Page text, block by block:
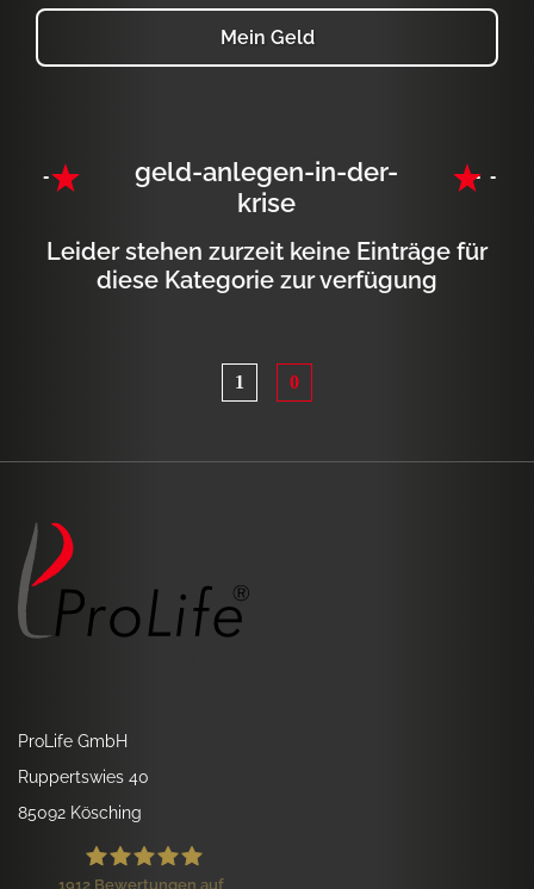
Mein Geld
geld-anlegen-in-der-
krise
Leider stehen zurzeit keine Einträge für
diese Kategorie zur verfügung
1 0
ProLife GmbH
Ruppertswies 40
85092 Kösching
1912 Bewertungen auf